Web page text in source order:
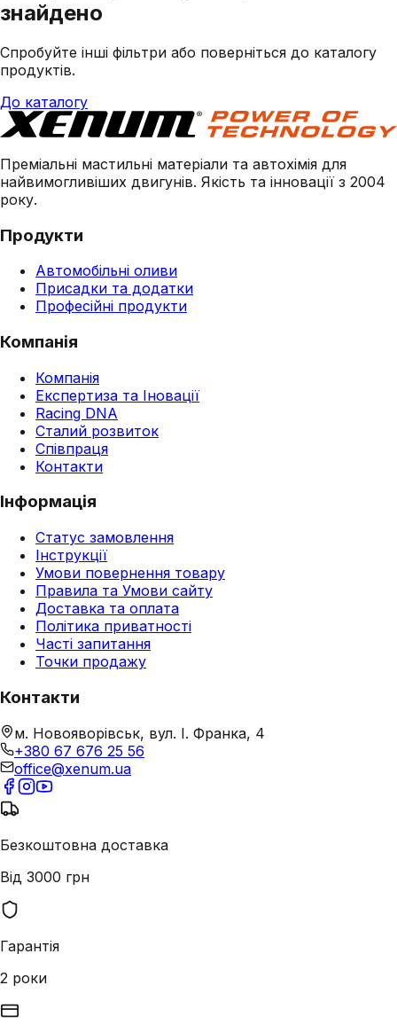
знайдено
Спробуйте інші фільтри або поверніться до каталогу
продуктів.
До каталогу
Преміальні мастильні матеріали та автохімія для
найвимогливіших двигунів. Якість та інновації з 2004
року.
Продукти
Автомобільні оливи
Присадки та додатки
Професійні продукти
Компанія
Компанія
Експертиза та Іновації
Racing DNA
Сталий розвиток
Співпраця
Контакти
Інформація
Статус замовлення
Інструкції
Умови повернення товару
Правила та Умови сайту
Доставка та оплата
Політика приватності
Часті запитання
Точки продажу
Контакти
м. Новояворівськ, вул. І. Франка, 4
+380 67 676 25 56
office@xenum.ua
Безкоштовна доставка
Від 3000 грн
Гарантія
2 роки